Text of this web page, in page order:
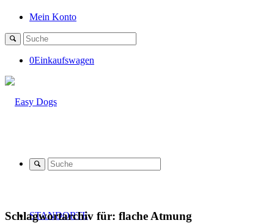
Mein Konto
0Einkaufswagen
STANDORTE
Schlagwortarchiv für: flache Atmung